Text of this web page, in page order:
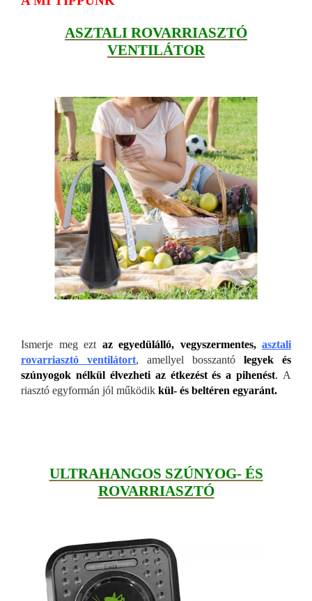
ASZTALI ROVARRIASZTÓ
VENTILÁTOR
Ismerje meg ezt az egyedülálló, vegyszermentes, asztali
rovarriasztó ventilátort, amellyel bosszantó legyek és
szúnyogok nélkül élvezheti az étkezést és a pihenést. A
riasztó egyformán jól működik kül- és beltéren egyaránt.
ULTRAHANGOS SZÚNYOG- ÉS
ROVARRIASZTÓ